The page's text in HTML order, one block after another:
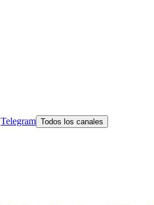
Telegram Todos los canales